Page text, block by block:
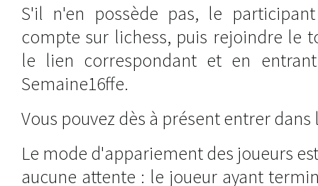
S'il n'en possède pas, le
compte sur lichess, puis rejoindre le
le lien correspondant et en
Semaine16ffe.
Vous pouvez dès à présent entrer
Le mode d'appariement des joueurs
aucune attente : le joueur ayant